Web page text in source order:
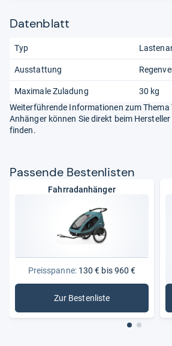
Datenblatt
Typ
Ausstattung
Maximale Zuladung
30 kg
Weiterführende Informationen zum Thema
Anhänger können Sie direkt beim
finden.
Pas­sende Bes­ten­lis­ten
Fahrradanhänger
Preisspanne:130 € bis 960 €
Zur Bestenliste: Fahrradanhänger